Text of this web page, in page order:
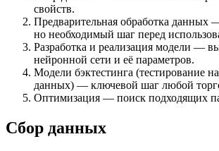
свойств.
Предварительная обработка данных
но необходимый шаг перед
Разработка и реализация модели —
нейронной сети и её параметров.
Модели бэктестинга (тестирование
данных) — ключевой шаг любой
Оптимизация — поиск подходящих
Сбор данных